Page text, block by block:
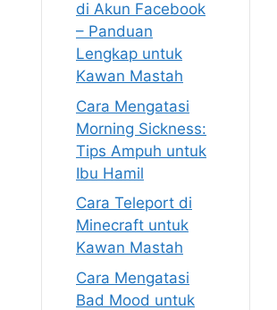
di Akun Facebook
– Panduan
Lengkap untuk
Kawan Mastah
Cara Mengatasi
Morning Sickness:
Tips Ampuh untuk
Ibu Hamil
Cara Teleport di
Minecraft untuk
Kawan Mastah
Cara Mengatasi
Bad Mood untuk